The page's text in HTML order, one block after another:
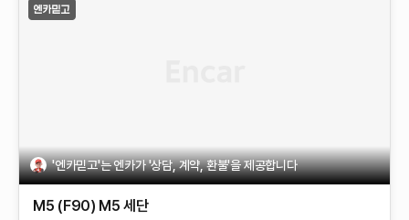
'엔카믿고'는 엔카가 '상담, 계약, 환불'을 제공합니다
M5 (F90) M5 세단